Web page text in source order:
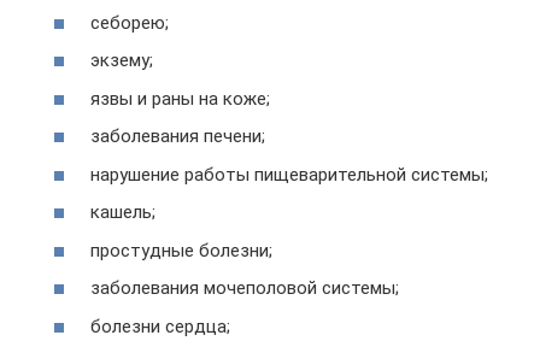
себорею;
экзему;
язвы и раны на коже;
заболевания печени;
нарушение работы пищеварительной системы;
кашель;
простудные болезни;
заболевания мочеполовой системы;
болезни сердца;